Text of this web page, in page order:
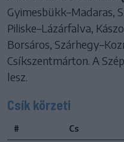
Gyimesbükk–Madaras,
Piliske–Lázárfalva,
Borsáros,
Csíkszentmárton. A
lesz.
Csík körzeti
# Cs